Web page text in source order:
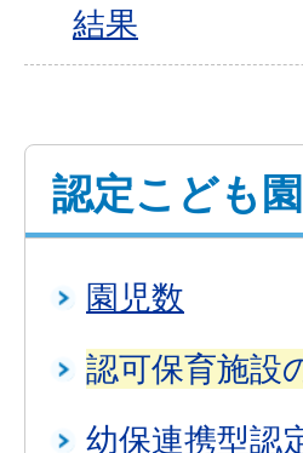
結果
認定こども
園児数
認可保育施設
幼保連携型認